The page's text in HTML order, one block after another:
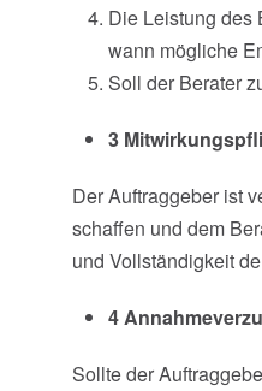
Die Leistung des
wann mögliche
Soll der Berater
3
Der Auftraggeber ist
schaffen und dem
und Vollständigkeit
4
Sollte der